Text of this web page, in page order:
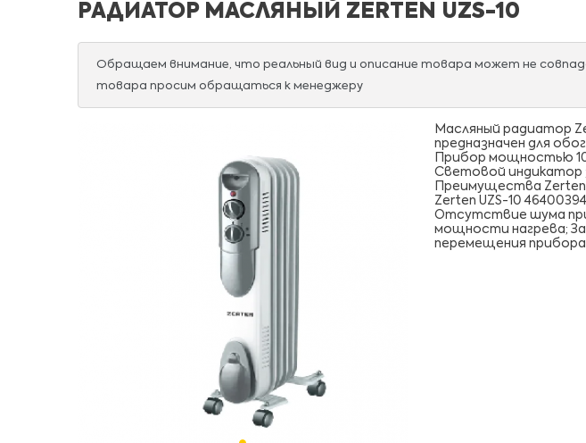
РАДИАТОР МАСЛЯНЫЙ ZERTEN UZS-10
Обращаем внимание, что реальный вид и описание товара может не
товара просим обращаться к менеджеру
Масляный радиатор
предназначен для
Прибор мощностью
Световой индикатор
Преимущества
Zerten UZS-10
Отсутствие шума
мощности нагрева;
перемещения прибора